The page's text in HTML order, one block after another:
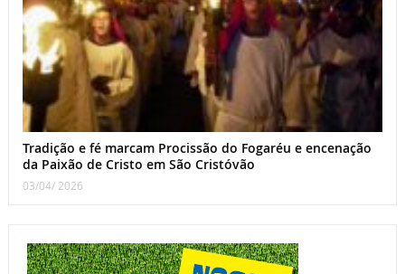
Tradição e fé marcam Procissão do Fogaréu e encenação
da Paixão de Cristo em São Cristóvão
03/04/ 2026